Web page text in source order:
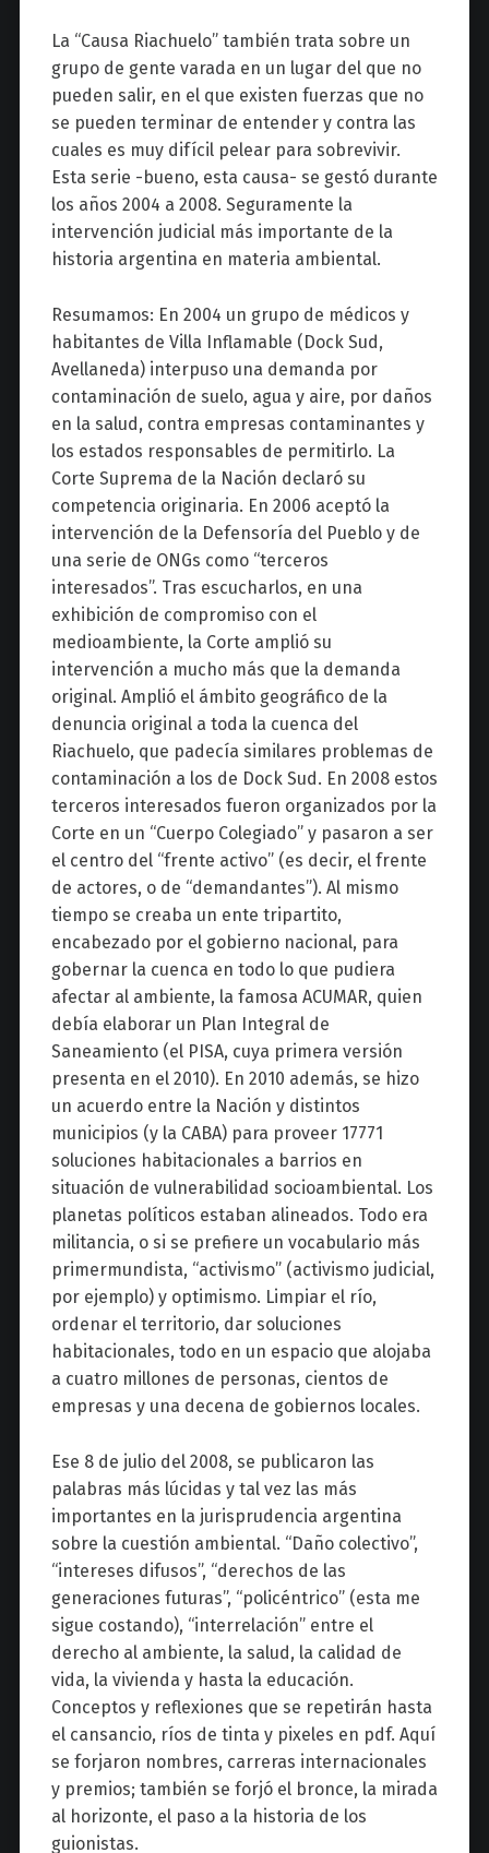
La “Causa Riachuelo” también trata sobre un
grupo de gente varada en un lugar del que no
pueden salir, en el que existen fuerzas que no
se pueden terminar de entender y contra las
cuales es muy difícil pelear para sobrevivir.
Esta serie -bueno, esta causa- se gestó durante
los años 2004 a 2008. Seguramente la
intervención judicial más importante de la
historia argentina en materia ambiental.
Resumamos: En 2004 un grupo de médicos y
habitantes de Villa Inflamable (Dock Sud,
Avellaneda) interpuso una demanda por
contaminación de suelo, agua y aire, por daños
en la salud, contra empresas contaminantes y
los estados responsables de permitirlo. La
Corte Suprema de la Nación declaró su
competencia originaria. En 2006 aceptó la
intervención de la Defensoría del Pueblo y de
una serie de ONGs como “terceros
interesados”. Tras escucharlos, en una
exhibición de compromiso con el
medioambiente, la Corte amplió su
intervención a mucho más que la demanda
original. Amplió el ámbito geográfico de la
denuncia original a toda la cuenca del
Riachuelo, que padecía similares problemas de
contaminación a los de Dock Sud. En 2008 estos
terceros interesados fueron organizados por la
Corte en un “Cuerpo Colegiado” y pasaron a ser
el centro del “frente activo” (es decir, el frente
de actores, o de “demandantes”). Al mismo
tiempo se creaba un ente tripartito,
encabezado por el gobierno nacional, para
gobernar la cuenca en todo lo que pudiera
afectar al ambiente, la famosa ACUMAR, quien
debía elaborar un Plan Integral de
Saneamiento (el PISA, cuya primera versión
presenta en el 2010). En 2010 además, se hizo
un acuerdo entre la Nación y distintos
municipios (y la CABA) para proveer 17771
soluciones habitacionales a barrios en
situación de vulnerabilidad socioambiental. Los
planetas políticos estaban alineados. Todo era
militancia, o si se prefiere un vocabulario más
primermundista, “activismo” (activismo judicial,
por ejemplo) y optimismo. Limpiar el río,
ordenar el territorio, dar soluciones
habitacionales, todo en un espacio que alojaba
a cuatro millones de personas, cientos de
empresas y una decena de gobiernos locales.
Ese 8 de julio del 2008, se publicaron las
palabras más lúcidas y tal vez las más
importantes en la jurisprudencia argentina
sobre la cuestión ambiental. “Daño colectivo”,
“intereses difusos”, “derechos de las
generaciones futuras”, “policéntrico” (esta me
sigue costando), “interrelación” entre el
derecho al ambiente, la salud, la calidad de
vida, la vivienda y hasta la educación.
Conceptos y reflexiones que se repetirán hasta
el cansancio, ríos de tinta y pixeles en pdf. Aquí
se forjaron nombres, carreras internacionales
y premios; también se forjó el bronce, la mirada
al horizonte, el paso a la historia de los
guionistas.